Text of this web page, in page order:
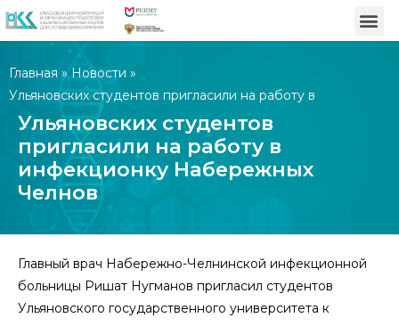
Главная »Новости »
Ульяновских студентов пригласили на работу в
инфекционку Набережных Челнов
Ульяновских студентов
пригласили на работу в
инфекционку Набережных
Челнов
Главный врач Набережно-Челнинской инфекционной
больницы Ришат Нугманов пригласил студентов
Ульяновского государственного университета к